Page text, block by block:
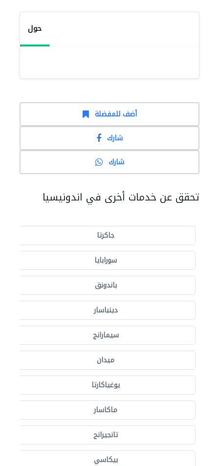
حول
أضف للمفضلة
شارك
شارك
تحقق عن خدمات أخرى في اندونيسيا
جاكرتا
سورابايا
باندونق
دينباسار
سيمارانج
ميدان
يوغياكارتا
ماكاسار
تانجيرانج
بيكاسي